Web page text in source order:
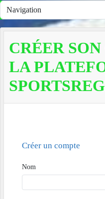
CRÉER
LA
Créer un compte
Nom